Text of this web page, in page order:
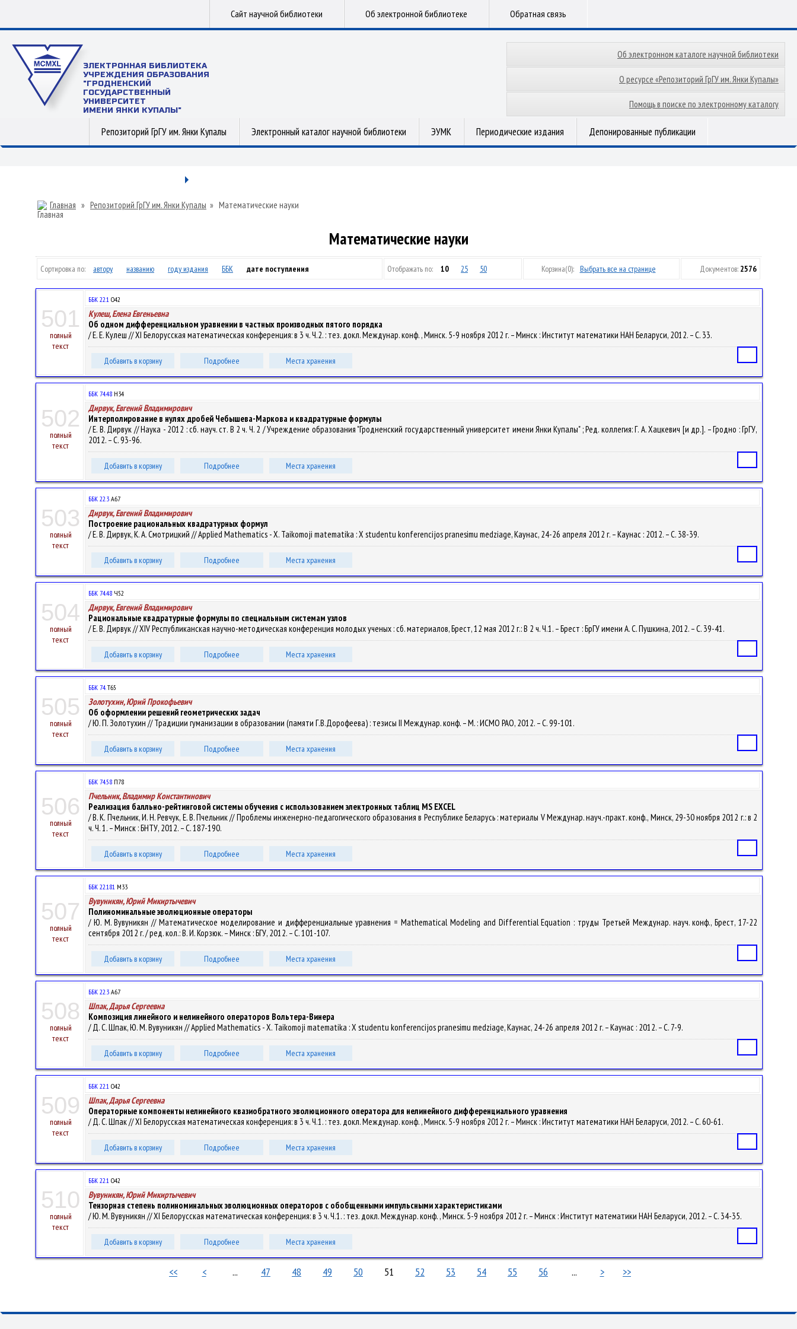
Сайт научной библиотеки Об электронной библиотеке Обратная связь
ЭЛЕКТРОННАЯ БИБЛИОТЕКА
УЧРЕЖДЕНИЯ ОБРАЗОВАНИЯ
"ГРОДНЕНСКИЙ
ГОСУДАРСТВЕННЫЙ
УНИВЕРСИТЕТ
ИМЕНИ ЯНКИ КУПАЛЫ"
Об электронном каталоге научной библиотеки
О ресурсе «Репозиторий ГрГУ им. Янки Купалы»
Помощь в поиске по электронному каталогу
Репозиторий ГрГУ им. Янки Купалы Электронный каталог научной библиотеки ЭУМК Периодические издания Депонированные публикации
Главная » Репозиторий ГрГУ им. Янки Купалы » Математические науки
Математические науки
Сортировка по: автору названию году издания ББК дате поступления Отображать по: 10 25 50 Корзина(0): Выбрать все на странице Документов: 2576
501
полный
текст
ББК 22.1 О42
Кулеш, Елена Евгеньевна
Об одном дифференциальном уравнении в частных производных пятого порядка
/ Е. Е. Кулеш // XI Белорусская математическая конференция: в 3 ч. Ч.2. : тез. докл. Междунар. конф. , Минск. 5-9 ноября 2012 г. – Минск : Институт математики НАН Беларуси, 2012. – С. 33.
Добавить в корзину Подробнее Места хранения
502
полный
текст
ББК 74.48 Н34
Дирвук, Евгений Владимирович
Интерполирование в нулях дробей Чебышева-Маркова и квадратурные формулы
/ Е. В. Дирвук // Наука - 2012 : сб. науч. ст. В 2 ч. Ч. 2 / Учреждение образования "Гродненский государственный университет имени Янки Купалы" ; Ред. коллегия: Г. А. Хацкевич [и др.]. – Гродно : ГрГУ,
2012. – С. 93-96.
Добавить в корзину Подробнее Места хранения
503
полный
текст
ББК 22.3 А67
Дирвук, Евгений Владимирович
Построение рациональных квадратурных формул
/ Е. В. Дирвук, К. А. Смотрицкий // Applied Mathematics - X. Taikomoji matematika : X studentu konferencijos pranesimu medziage, Каунас, 24-26 апреля 2012 г. – Каунас : 2012. – С. 38-39.
Добавить в корзину Подробнее Места хранения
504
полный
текст
ББК 74.48 Ч52
Дирвук, Евгений Владимирович
Рациональные квадратурные формулы по специальным системам узлов
/ Е. В. Дирвук // XIV Республиканская научно-методическая конференция молодых ученых : сб. материалов, Брест, 12 мая 2012 г.: В 2 ч. Ч.1. – Брест : БрГУ имени А. С. Пушкина, 2012. – С. 39-41.
Добавить в корзину Подробнее Места хранения
505
полный
текст
ББК 74.Т65
Золотухин, Юрий Прокофьевич
Об оформлении решений геометрических задач
/ Ю. П. Золотухин // Традиции гуманизации в образовании (памяти Г.В.Дорофеева) : тезисы II Междунар. конф. – М. : ИСМО РАО, 2012. – С. 99-101.
Добавить в корзину Подробнее Места хранения
506
полный
текст
ББК 74.58 П78
Пчельник, Владимир Константинович
Реализация балльно-рейтинговой системы обучения с использованием электронных таблиц MS EXCEL
/ В. К. Пчельник, И. Н. Ревчук, Е. В. Пчельник // Проблемы инженерно-педагогического образования в Республике Беларусь : материалы V Междунар. науч.-практ. конф., Минск, 29-30 ноября 2012 г.: в 2
ч. Ч. 1. – Минск : БНТУ, 2012. – С. 187-190.
Добавить в корзину Подробнее Места хранения
507
полный
текст
ББК 22.181 М33
Вувуникян, Юрий Микиртычевич
Полиноминальные эволюционные операторы
/ Ю. М. Вувуникян // Математическое моделирование и дифференциальные уравнения = Mathematical Modeling and Differential Equation : труды Третьей Междунар. науч. конф., Брест, 17-22
сентября 2012 г. / ред. кол.: В. И. Корзюк. – Минск : БГУ, 2012. – С. 101-107.
Добавить в корзину Подробнее Места хранения
508
полный
текст
ББК 22.3 А67
Шпак, Дарья Сергеевна
Композиция линейного и нелинейного операторов Вольтера-Винера
/ Д. С. Шпак, Ю. М. Вувуникян // Applied Mathematics - X. Taikomoji matematika : X studentu konferencijos pranesimu medziage, Каунас, 24-26 апреля 2012 г. – Каунас : 2012. – С. 7-9.
Добавить в корзину Подробнее Места хранения
509
полный
текст
ББК 22.1 О42
Шпак, Дарья Сергеевна
Операторные компоненты нелинейного квазиобратного эволюционного оператора для нелинейного дифференциального уравнения
/ Д. С. Шпак // XI Белорусская математическая конференция: в 3 ч. Ч.1. : тез. докл. Междунар. конф. , Минск. 5-9 ноября 2012 г. – Минск : Институт математики НАН Беларуси, 2012. – С. 60-61.
Добавить в корзину Подробнее Места хранения
510
полный
текст
ББК 22.1 О42
Вувуникян, Юрий Микиртычевич
Тензорная степень полиноминальных эволюционных операторов с обобщенными импульсными характеристиками
/ Ю. М. Вувуникян // XI Белорусская математическая конференция: в 3 ч. Ч.1. : тез. докл. Междунар. конф. , Минск. 5-9 ноября 2012 г. – Минск : Институт математики НАН Беларуси, 2012. – С. 34-35.
Добавить в корзину Подробнее Места хранения
<< < ... 47 48 49 50 51 52 53 54 55 56 ... > >>